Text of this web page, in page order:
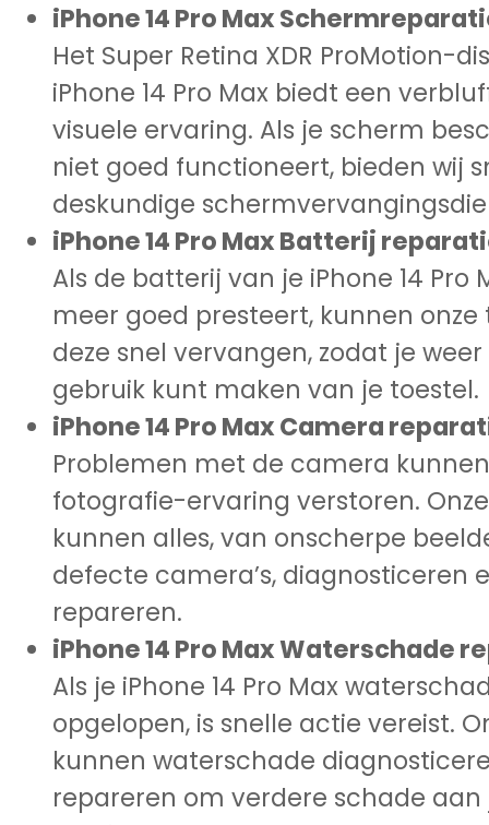
iPhone 14 Pro Max
Het Super Retina XDR ProMotion-
iPhone 14 Pro Max biedt een
visuele ervaring. Als je scherm
niet goed functioneert, bieden wij
deskundige
iPhone 14 Pro Max Batterij
Als de batterij van je iPhone 14 Pro
meer goed presteert, kunnen
deze snel vervangen, zodat je
gebruik kunt maken van je toestel.
iPhone 14 Pro Max Camera
Problemen met de camera
fotografie-ervaring verstoren.
kunnen alles, van onscherpe
defecte camera’s, diagnosticeren
repareren.
iPhone 14 Pro Max Waterschade
Als je iPhone 14 Pro Max
opgelopen, is snelle actie vereist.
kunnen waterschade
repareren om verdere schade